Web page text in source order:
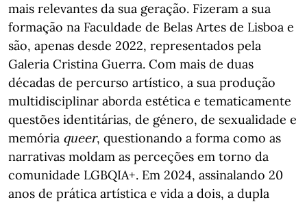
mais relevantes da sua geração. Fizeram a sua
formação na Faculdade de Belas Artes de Lisboa e
são, apenas desde 2022, representados pela
Galeria Cristina Guerra. Com mais de duas
décadas de percurso artístico, a sua produção
multidisciplinar aborda estética e tematicamente
questões identitárias, de género, de sexualidade e
memória queer, questionando a forma como as
narrativas moldam as perceções em torno da
comunidade LGBQIA+. Em 2024, assinalando 20
anos de prática artística e vida a dois, a dupla